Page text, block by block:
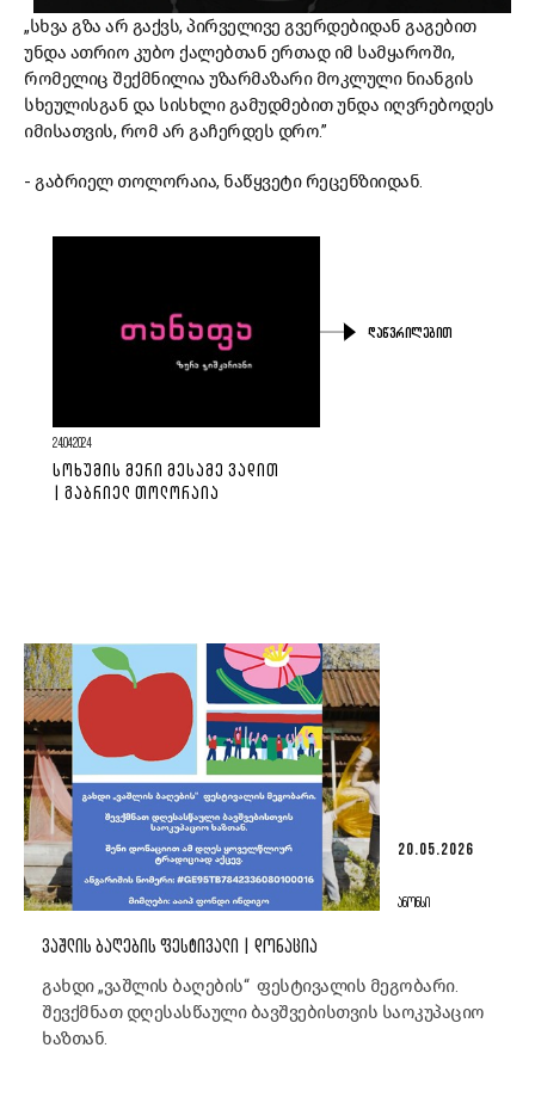
„სხვა გზა არ გაქვს, პირველივე გვერდებიდან გაგებით
უნდა ათრიო კუბო ქალებთან ერთად იმ სამყაროში,
რომელიც შექმნილია უზარმაზარი მოკლული ნიანგის
სხეულისგან და სისხლი გამუდმებით უნდა იღვრებოდეს
იმისათვის, რომ არ გაჩერდეს დრო.”
- გაბრიელ თოლორაია, ნაწყვეტი რეცენზიიდან.
24.04.2024
ᲡᲝᲮᲣᲛᲘᲡ ᲛᲔᲠᲘ ᲛᲔᲡᲐᲛᲔ ᲕᲐᲓᲘᲗ
| ᲒᲐᲑᲠᲘᲔᲚ ᲗᲝᲚᲝᲠᲐᲘᲐ
ᲓᲐᲬᲕᲠᲘᲚᲔᲑᲘᲗ
20.05.2026
ᲐᲜᲝᲜᲡᲘ
ᲕᲐᲨᲚᲘᲡ ᲑᲐᲦᲔᲑᲘᲡ ᲤᲔᲡᲢᲘᲕᲐᲚᲘ | ᲓᲝᲜᲐᲪᲘᲐ
გახდი „ვაშლის ბაღების“ ფესტივალის მეგობარი.
შევქმნათ დღესასწაული ბავშვებისთვის საოკუპაციო
ხაზთან.